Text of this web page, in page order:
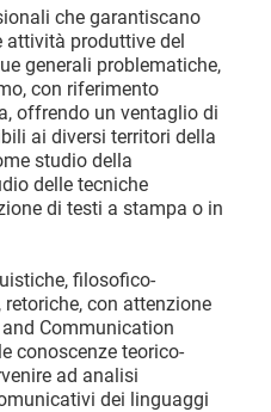
che garantiscano
attività produttive del
generali problematiche,
con riferimento
offrendo un ventaglio di
ai diversi territori della
studio della
delle tecniche
di testi a stampa o in
filosofico-
con attenzione
Communication
conoscenze teorico-
ad analisi
dei linguaggi